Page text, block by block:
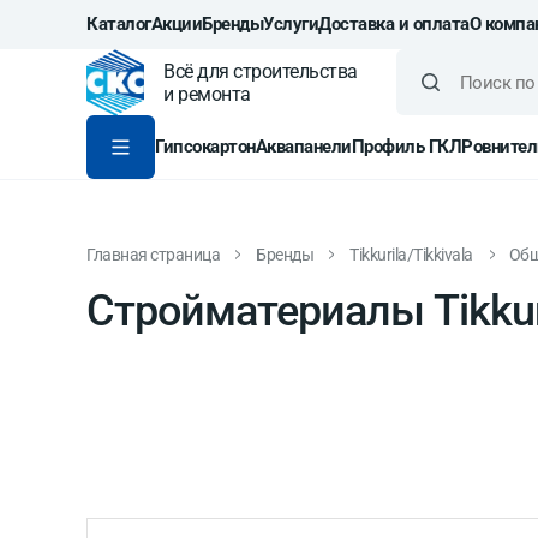
КаталогАкцииБрендыУслугиДоставка и оплатаО
Всё для строительства
и ремонта
ГипсокартонАквапанелиПрофиль ГКЛ
Главная страница Бренды Tikkurila/Tikkivala
Стройматериалы